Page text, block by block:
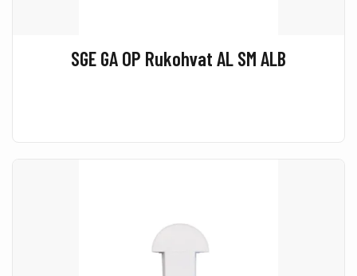
SGE GA OP Rukohvat AL SM ALB